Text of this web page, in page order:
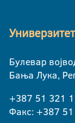
Булевар
Бања Лука,
+387 51 321
Факс: +387